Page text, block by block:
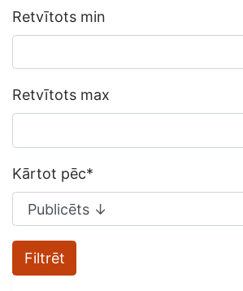
Retvītots min
Retvītots max
Kārtot pēc*
Filtrēt